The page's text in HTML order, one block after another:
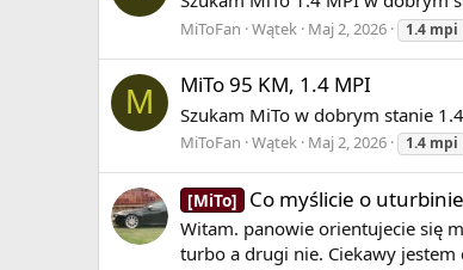
MiToFan Wątek Maj 2, 2026 1.4 mpi
M MiTo 95 KM, 1.4 MPI
Szukam MiTo w dobrym stanie
MiToFan Wątek Maj 2, 2026 1.4 mpi
[MiTo] Co myślicie o
Witam. panowie orientujecie się
turbo a drugi nie. Ciekawy jestem